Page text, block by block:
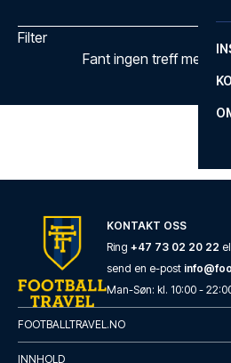
Filter
Fant ingen treff med de
KONTAKT OSS
Ring +47 73 02 20 22
send en e-post
Man-Søn: kl. 10:00 -
FOOTBALLTRAVEL.NO
INNHOLD